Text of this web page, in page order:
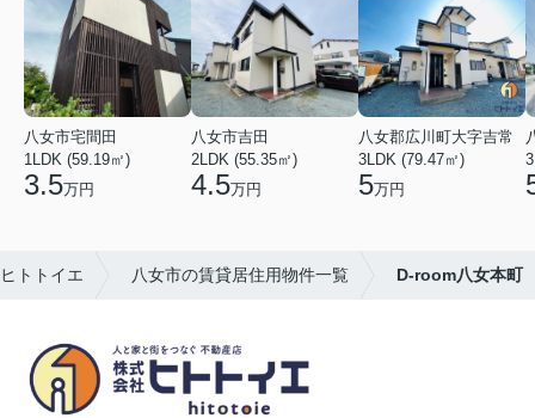
八女市宅間田
1LDK (59.19㎡)
3.5万円
八女市吉田
2LDK (55.35㎡)
4.5万円
八女郡広川町大字吉常
3LDK (79.47㎡)
5万円
トトイエ 八女市の賃貸居住用物件一覧 D-room八女本町